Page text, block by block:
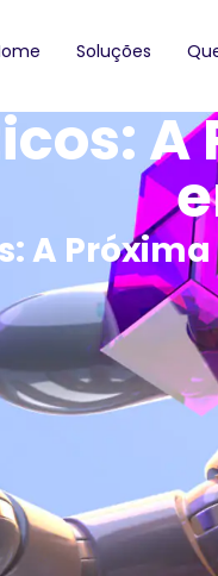
Soluções
A